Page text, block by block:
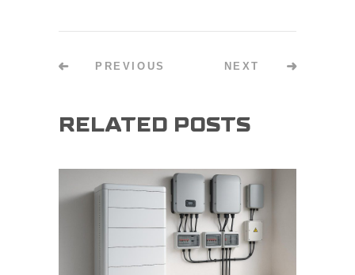
PREVIOUS NEXT
RELATED POSTS